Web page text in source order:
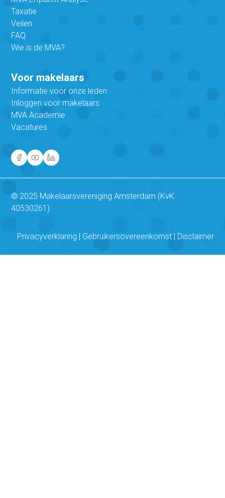
Taxatie
Veilen
FAQ
Wie is de MVA?
Voor makelaars
Informatie voor onze leden
Inloggen voor makelaars
MVA Academie
Vacatures
© 2025 Makelaarsvereniging Amsterdam (KvK
40530261)
Privacyverklaring Gebruikersovereenkomst Disclaimer